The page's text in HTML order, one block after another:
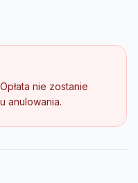
nie zostanie
anulowania.